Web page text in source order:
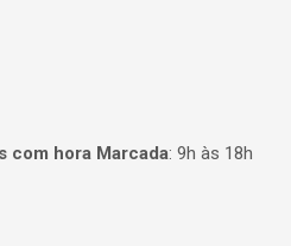
com hora Marcada: 9h às 18h